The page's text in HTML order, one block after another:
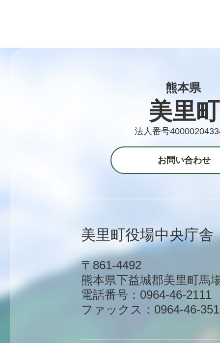
熊本県
美里町
法人番号
お問い合わせ
美里町役場中央庁舎
〒861-4492
熊本県下益城郡美里町馬
電話番号：0964-46-2111
ファックス：0964-46-